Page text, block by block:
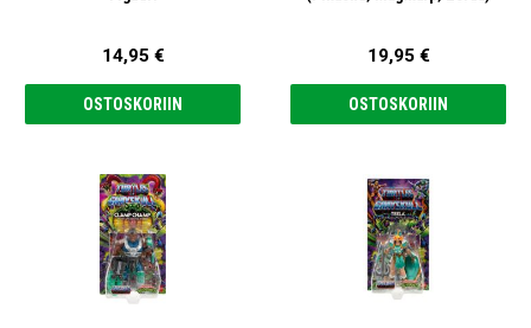
14,95 €
OSTOSKORIIN
19,95 €
OSTOSKORIIN